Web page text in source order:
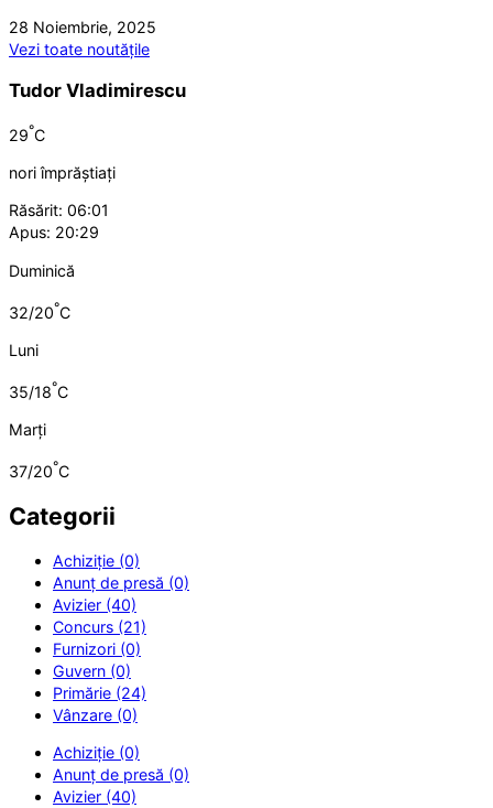
28 Noiembrie, 2025
Vezi toate noutățile
Tudor Vladimirescu
29°C
nori împrăștiați
Răsărit: 06:01
Apus: 20:29
Duminică
32/20°C
Luni
35/18°C
Marți
37/20°C
Categorii
Achiziție (0)
Anunț de presă (0)
Avizier (40)
Concurs (21)
Furnizori (0)
Guvern (0)
Primărie (24)
Vânzare (0)
Achiziție (0)
Anunț de presă (0)
Avizier (40)